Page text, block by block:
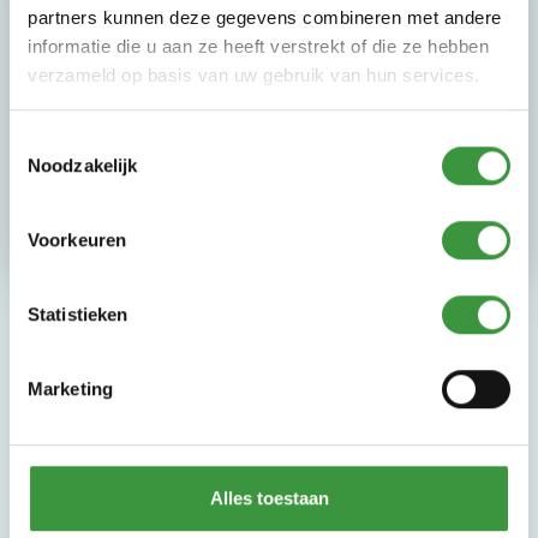
partners kunnen deze gegevens combineren met andere
informatie die u aan ze heeft verstrekt of die ze hebben
verzameld op basis van uw gebruik van hun services.
Noodzakelijk
Voorkeuren
Statistieken
Marketing
Alles toestaan
Geen dag is hetzelfde en je werkt in een vrolijke
sfeer tussen spelende kinderen en enthousiaste
collega’s. We bieden flexibele uren,
doorgroeimogelijkheden en veel werkplezier.
Monkey Town